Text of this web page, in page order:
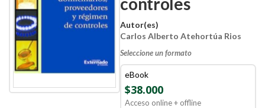
Autor(es)
Carlos Alberto Atehortúa Rios
Seleccione un formato
eBook
$38.000
Acceso online + offline
gallery
gallery